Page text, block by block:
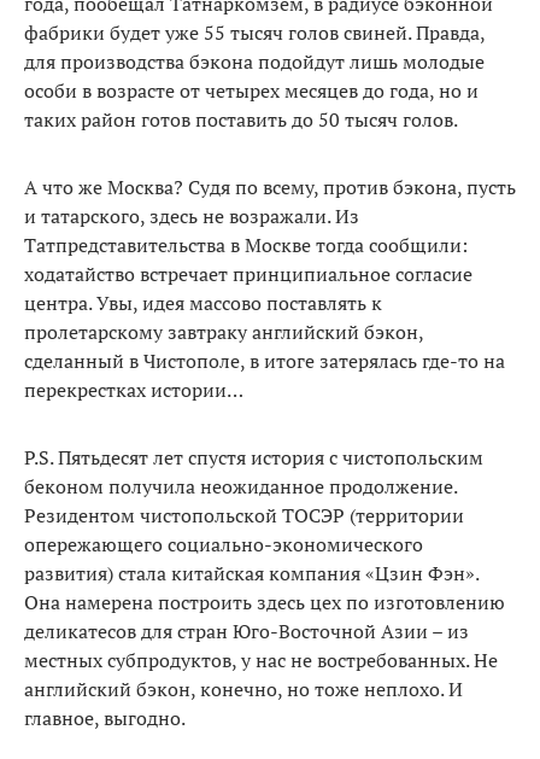
фабрики будет уже 55 тысяч голов свиней. Правда,
для производства бэкона подойдут лишь молодые
особи в возрасте от четырех месяцев до года, но и
таких район готов поставить до 50 тысяч голов.
А что же Москва? Судя по всему, против бэкона, пусть
и татарского, здесь не возражали. Из
Татпредставительства в Москве тогда сообщили:
ходатайство встречает принципиальное согласие
центра. Увы, идея массово поставлять к
пролетарскому завтраку английский бэкон,
сделанный в Чистополе, в итоге затерялась где-то на
перекрестках истории…
Р.S. Пятьдесят лет спустя история с чистопольским
беконом получила неожиданное продолжение.
Резидентом чистопольской ТОСЭР (территории
опережающего социально-экономического
развития) стала китайская компания «Цзин Фэн».
Она намерена построить здесь цех по изготовлению
деликатесов для стран Юго-Восточной Азии – из
местных субпродуктов, у нас не востребованных. Не
английский бэкон, конечно, но тоже неплохо. И
главное, выгодно.